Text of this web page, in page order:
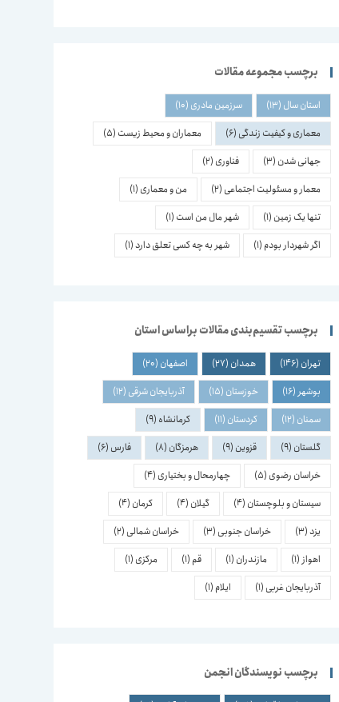
برچسب مجموعه مقالات
استان سال (13) سرزمین مادری (10)
معماری و کیفیت زندگی (6) معماران و محیط زیست (5)
جهانی شدن (3) فناوری (2)
معمار و مسئولیت اجتماعی (2) من و معماری (1)
تنها یک زمین (1) شهر مال من است (1)
اگر شهردار بودم (1) شهر به چه کسی تعلق دارد(1)
برچسب تقسیم‌بندی مقالات براساس استان
تهران (146) همدان (27) اصفهان (20)
بوشهر (16) خوزستان (15) آذربایجان شرقی (12)
سمنان (12) کردستان (11) کرمانشاه (9)
گلستان (9) قزوین (9) هرمزگان (8) فارس (6)
خراسان رضوی (5) چهارمحال و بختیاری (4)
سیستان و بلوچستان (4) گیلان (4) کرمان (4)
یزد(3) خراسان جنوبی (3) خراسان شمالی (2)
اهواز (1) مازندران (1) قم (1) مرکزی (1)
آذربایجان غربی (1) ایلام (1)
برچسب نویسندگان انجمن